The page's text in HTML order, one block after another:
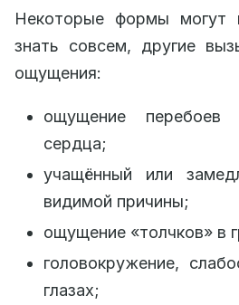
Некоторые формы могут
знать совсем, другие
ощущения:
ощущение перебоев
сердца;
учащённый или
видимой причины;
ощущение «толчков» в
головокружение,
глазах;